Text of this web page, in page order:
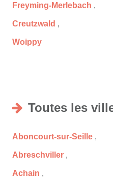
Freyming-Merlebach ,
Creutzwald ,
Woippy
Toutes les
Aboncourt-sur-Seille ,
Abreschviller ,
Achain ,